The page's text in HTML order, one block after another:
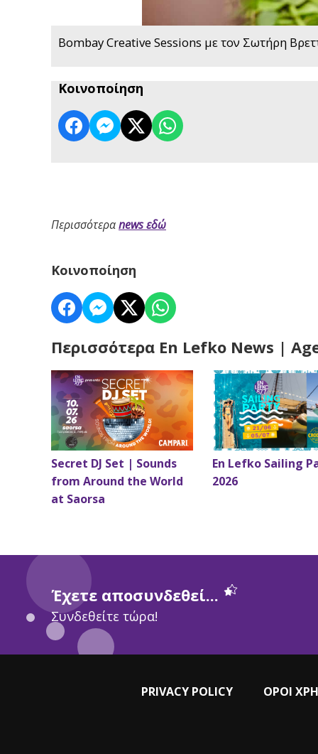
Bombay Creative Sessions με τον Σωτήρη
Κοινοποίηση
Περισσότεραnews εδώ
Κοινοποίηση
Περισσότερα En Lefko News |
Secret DJ Set | Sounds
from Around the World
at Saorsa
En Lefko Sailing
2026
Έχετε αποσυνδεθεί...
Συνδεθείτε τώρα!
PRIVACY POLICY ΟΡΟΙ